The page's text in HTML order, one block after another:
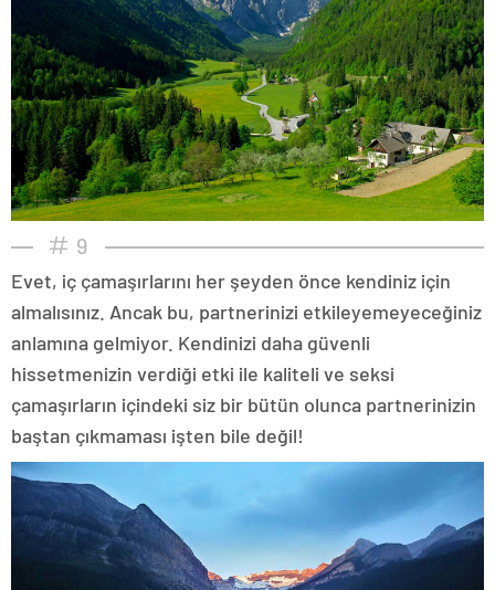
9
Evet, iç çamaşırlarını her şeyden önce kendiniz için
almalısınız. Ancak bu, partnerinizi etkileyemeyeceğiniz
anlamına gelmiyor. Kendinizi daha güvenli
hissetmenizin verdiği etki ile kaliteli ve seksi
çamaşırların içindeki siz bir bütün olunca partnerinizin
baştan çıkmaması işten bile değil!